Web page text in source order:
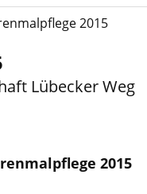
2015
Lübecker Weg
2015